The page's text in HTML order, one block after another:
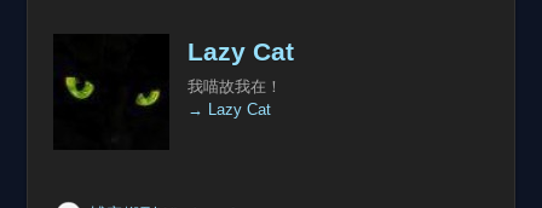
Lazy Cat
我喵故我在！
→ Lazy Cat